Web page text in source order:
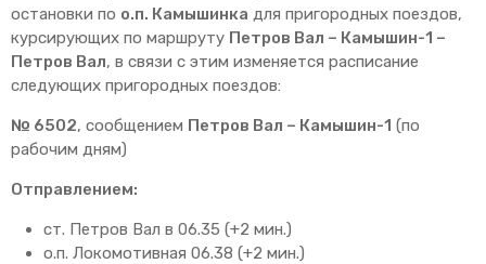
Режим работы билетных
касс
Тарифы и льготы
Абонементные билеты
Правила проезда
Групповые маршруты
остановки по о.п. Камышинка для пригородных поездов,
курсирующих по маршруту Петров Вал – Камышин-1 –
Петров Вал, в связи с этим изменяется расписание
следующих пригородных поездов:
№ 6502, сообщением Петров Вал – Камышин-1 (по
рабочим дням)
Отправлением:
ст. Петров Вал в 06.35 (+2 мин.)
о.п. Локомотивная 06.38 (+2 мин.)